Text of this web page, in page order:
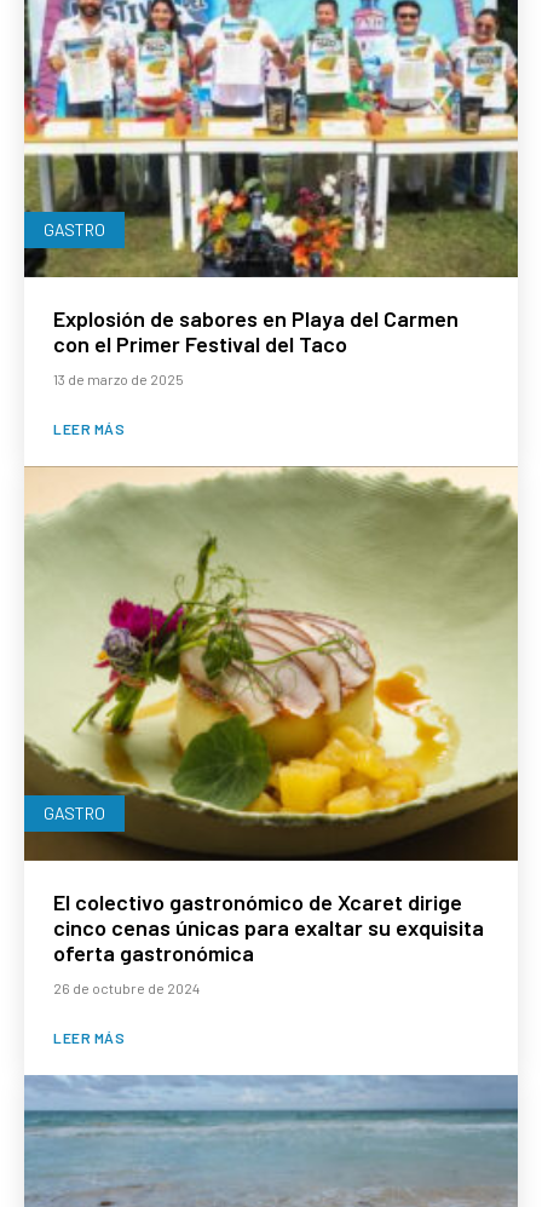
GASTRO
Explosión de sabores en Playa del Carmen
con el Primer Festival del Taco
13 de marzo de 2025
LEER MÁS
GASTRO
El colectivo gastronómico de Xcaret dirige
cinco cenas únicas para exaltar su exquisita
oferta gastronómica
26 de octubre de 2024
LEER MÁS